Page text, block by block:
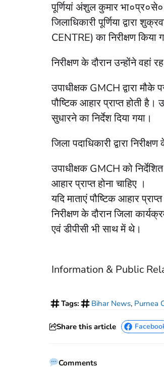
पूर्णियां अंशुल कुमार भा०प्र०से०
जिलाधिकारी पूर्णिया द्वारा
CENTRE) का निरीक्षण किया
निरीक्षण के दौरान उन्होंने वहां
उपाधीक्षक GMCH द्वारा
पौष्टिक आहार प्राप्त होती
सुधारने का निर्देश दिया गया।
जिला पदाधिकारी द्वारा
उपाधीक्षक GMCH को
आहार प्राप्त होना चाहिए ।
यदि माताएं पौष्टिक आहार
निरीक्षण के दौरान जिला
एवं डीपीसी भी साथ में थे।
Information & Public
Tags: Bihar News, Purnea
Share this article
Comments